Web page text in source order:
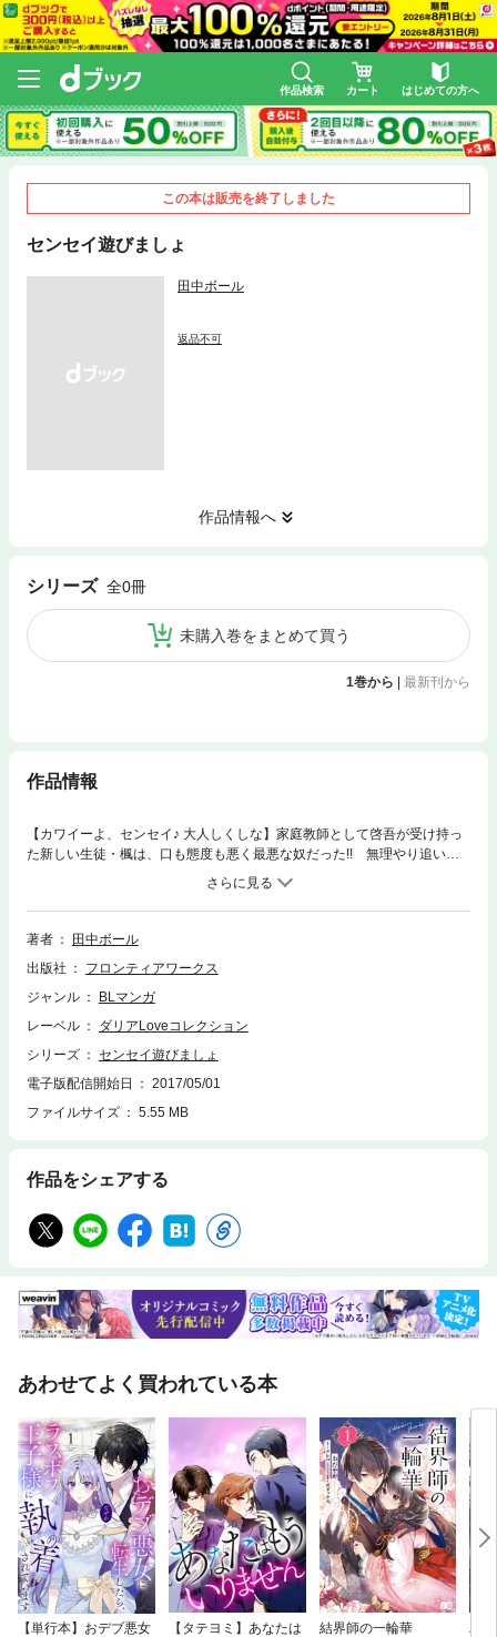
作品検索 カート はじめての方へ
この本は販売を終了しました
センセイ遊びましょ
田中ボール
返品不可
作品情報へ
シリーズ 全0冊
未購入巻をまとめて買う
1巻から 最新刊から
作品情報
【カワイーよ、センセイ♪ 大人しくしな】家庭教師として啓吾が受け持っ
た新しい生徒・楓は、口も態度も悪く最悪な奴だった!! 無理やり追い出
そうとする楓に押し倒されてしまう啓吾だが、ふとした瞬間に覗く楓の表
情が気になって……。【DariaラブコレSP vol.8収録作品】
著者
田中ボール
出版社
フロンティアワークス
ジャンル
BLマンガ
レーベル
ダリアLoveコレクション
シリーズ
センセイ遊びましょ
電子版配信開始日
2017/05/01
ファイルサイズ
5.55 MB
作品をシェアする
あわせてよく買われている本
【単行本】おデブ悪女
【タテヨミ】あなたは
結界師の一輪華
バ